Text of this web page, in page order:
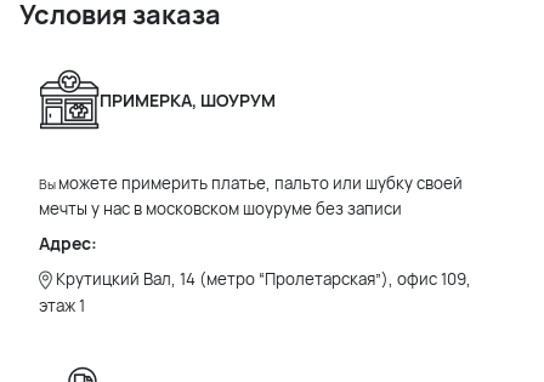
Условия заказа
ПРИМЕРКА, ШОУРУМ
Вы можете примерить платье, пальто или шубку своей
мечты у нас в московском шоуруме без записи
Адрес:
Крутицкий Вал, 14 (метро “Пролетарская”), офис 109,
этаж 1